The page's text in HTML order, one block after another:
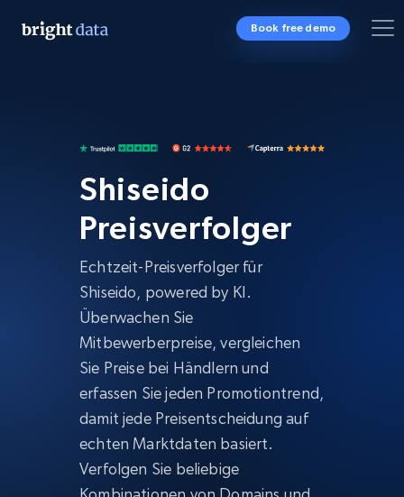
Book free demo
Shiseido
Preisverfolger
Echtzeit-Preisverfolger für
Shiseido, powered by KI.
Überwachen Sie
Mitbewerberpreise, vergleichen
Sie Preise bei Händlern und
erfassen Sie jeden Promotiontrend,
damit jede Preisentscheidung auf
echten Marktdaten basiert.
Verfolgen Sie beliebige